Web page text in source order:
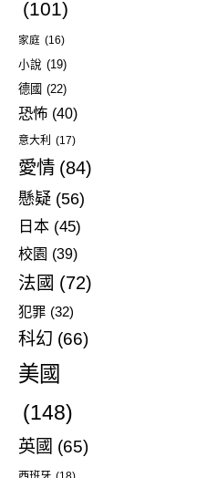
(101)
家庭 (16)
小說 (19)
德國 (22)
恐怖 (40)
意大利 (17)
愛情 (84)
懸疑 (56)
日本 (45)
校園 (39)
法國 (72)
犯罪 (32)
科幻 (66)
美國
(148)
英國 (65)